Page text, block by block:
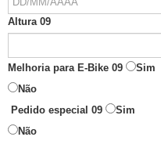
Altura 09
Melhoria para E-Bike 09
Sim
Não
Pedido especial 09
Sim
Não